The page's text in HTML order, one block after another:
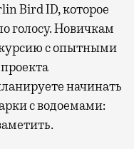
Bird ID, которое
голосу. Новичкам
с опытными
начинать
с водоемами: